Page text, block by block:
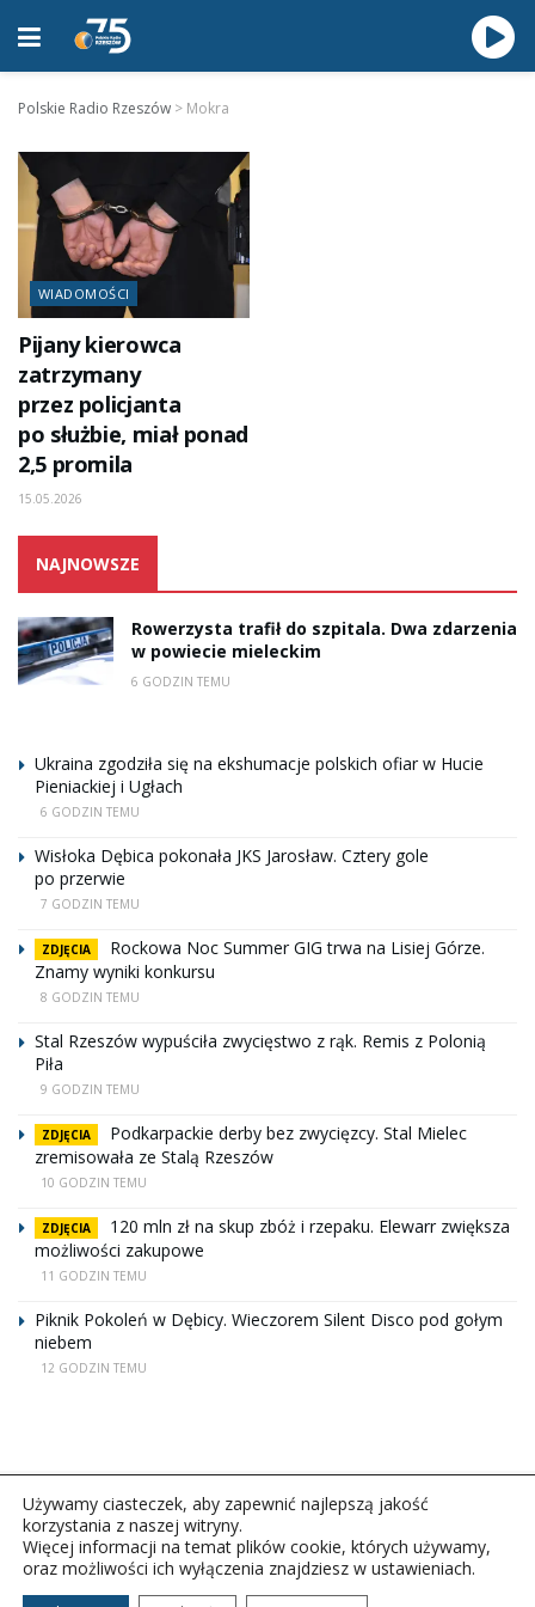
Polskie Radio Rzeszów > Mokra
WIADOMOŚCI
Pijany kierowca
zatrzymany
przez policjanta
po służbie, miał ponad
2,5 promila
15.05.2026
NAJNOWSZE
Rowerzysta trafił do szpitala. Dwa zdarzenia
w powiecie mieleckim
6 GODZIN TEMU
Ukraina zgodziła się na ekshumacje polskich ofiar w Hucie
Pieniackiej i Ugłach
6 GODZIN TEMU
Wisłoka Dębica pokonała JKS Jarosław. Cztery gole
po przerwie
7 GODZIN TEMU
ZDJĘCIA
Rockowa Noc Summer GIG trwa na Lisiej Górze.
Znamy wyniki konkursu
8 GODZIN TEMU
Stal Rzeszów wypuściła zwycięstwo z rąk. Remis z Polonią
Piła
9 GODZIN TEMU
ZDJĘCIA
Podkarpackie derby bez zwycięzcy. Stal Mielec
zremisowała ze Stalą Rzeszów
10 GODZIN TEMU
ZDJĘCIA
120 mln zł na skup zbóż i rzepaku. Elewarr zwiększa
możliwości zakupowe
11 GODZIN TEMU
Piknik Pokoleń w Dębicy. Wieczorem Silent Disco pod gołym
niebem
12 GODZIN TEMU
Copyright © 2026Polskie Radio Rzeszów S.A. w likwidacj.
Używamy ciasteczek, aby zapewnić najlepszą jakość
korzystania z naszej witryny.
Więcej informacji na temat plików cookie, których używamy,
oraz możliwości ich wyłączenia znajdziesz w ustawieniach.